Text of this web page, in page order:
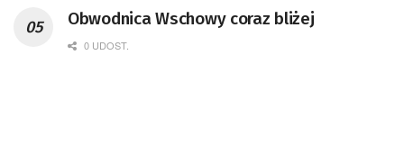
Obwodnica Wschowy coraz bliżej
0 UDOST.